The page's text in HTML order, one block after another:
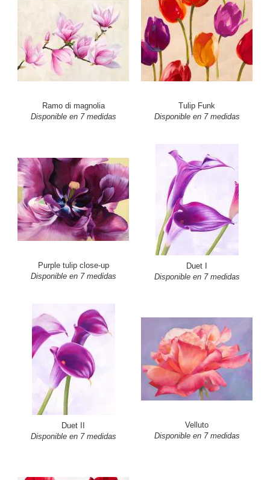
Ramo di magnolia
Disponible en 7 medidas
Tulip Funk
Disponible en 7 medidas
Purple tulip close-up
Disponible en 7 medidas
Duet I
Disponible en 7 medidas
Duet II
Disponible en 7 medidas
Velluto
Disponible en 7 medidas